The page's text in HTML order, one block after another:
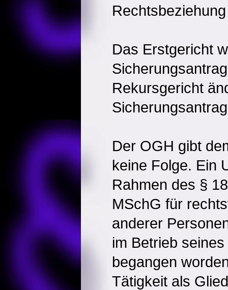
Das Erstgericht
Rekursgericht
Der OGH gibt
keine Folge. Ein
Rahmen des §
MSchG für
anderer
im Betrieb
begangen
Tätigkeit als